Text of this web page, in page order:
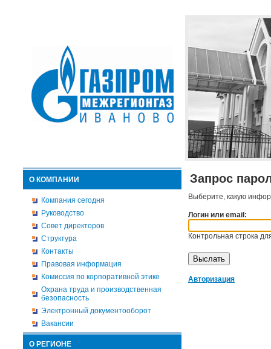
О КОМПАНИИ
Компания сегодня
Руководство
Совет директоров
Структура
Контакты
Правовая информация
Комиссия по корпоративной этике
Охрана труда и производственная
безопасность
Электронный документооборот
Вакансии
О РЕГИОНЕ
Запрос
Выберите, какую
Логин или email:
Контрольная строка
Авторизация